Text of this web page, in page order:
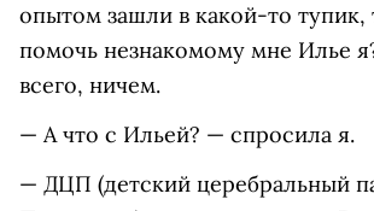
опытом зашли в какой-то тупик,
помочь незнакомому мне Илье
всего, ничем.
— А что с Ильей? — спросила я.
— ДЦП (детский церебральный